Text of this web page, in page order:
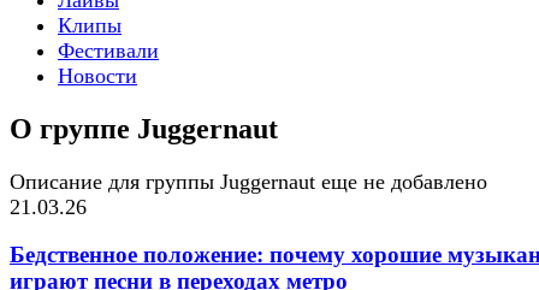
Клипы
Фестивали
Новости
О группе Juggernaut
Описание для группы Juggernaut еще не добавлено
21.03.26
Бедственное положение: почему хорошие
играют песни в переходах метро